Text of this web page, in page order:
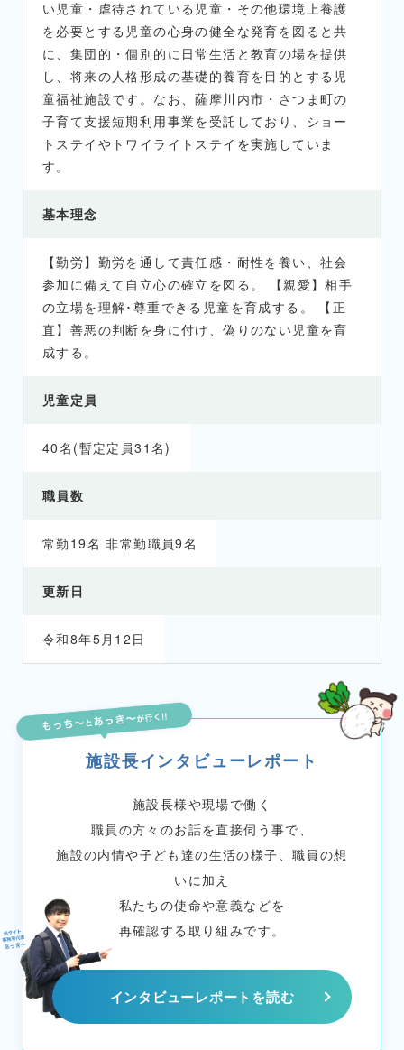
い児童・虐待されている児童・その他環境上養護
を必要とする児童の心身の健全な発育を図ると共
に、集団的・個別的に日常生活と教育の場を提供
し、将来の人格形成の基礎的養育を目的とする児
童福祉施設です。なお、薩摩川内市・さつま町の
子育て支援短期利用事業を受託しており、ショー
トステイやトワイライトステイを実施していま
す。
基本理念
【勤労】勤労を通して責任感・耐性を養い、社会
参加に備えて自立心の確立を図る。 【親愛】相手
の立場を理解･尊重できる児童を育成する。 【正
直】善悪の判断を身に付け、偽りのない児童を育
成する。
児童定員
40名(暫定定員31名)
職員数
常勤19名 非常勤職員9名
更新日
令和8年5月12日
施設長インタビューレポート
施設長様や現場で働く
職員の方々のお話を直接伺う事で、
施設の内情や子ども達の生活の様子、職員の想
いに加え
私たちの使命や意義などを
再確認する取り組みです。
インタビューレポートを読む